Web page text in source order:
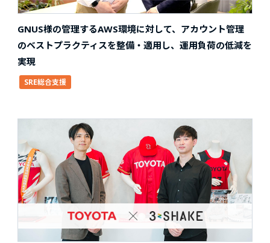
GNUS様の管理するAWS環境に対して、アカウント管理
のベストプラクティスを整備・適用し、運用負荷の低減を
実現
SRE総合支援